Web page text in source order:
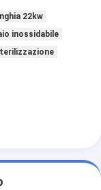
22kw
inossidabile